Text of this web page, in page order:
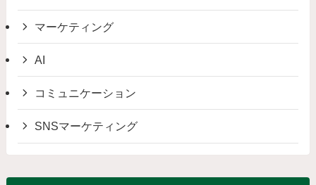
マーケティング
AI
コミュニケーション
SNSマーケティング